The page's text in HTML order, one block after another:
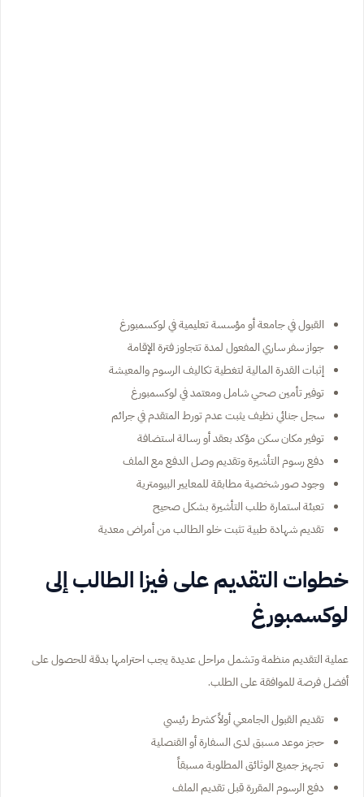
القبول في جامعة أو مؤسسة تعليمية في لوكسمبورغ
جواز سفر ساري المفعول لمدة تتجاوز فترة الإقامة
إثبات القدرة المالية لتغطية تكاليف الرسوم والمعيشة
توفير تأمين صحي شامل ومعتمد في لوكسمبورغ
سجل جنائي نظيف يثبت عدم تورط المتقدم في جرائم
توفير مكان سكن مؤكد بعقد أو رسالة استضافة
دفع رسوم التأشيرة وتقديم وصل الدفع مع الملف
وجود صور شخصية مطابقة للمعايير البيومترية
تعبئة استمارة طلب التأشيرة بشكل صحيح
تقديم شهادة طبية تثبت خلو الطالب من أمراض معدية
خطوات التقديم على فيزا الطالب إلى
لوكسمبورغ
عملية التقديم منظمة وتشمل مراحل عديدة يجب احترامها بدقة للحصول على
أفضل فرصة للموافقة على الطلب.
تقديم القبول الجامعي أولاً كشرط رئيسي
حجز موعد مسبق لدى السفارة أو القنصلية
تجهيز جميع الوثائق المطلوبة مسبقاً
دفع الرسوم المقررة قبل تقديم الملف